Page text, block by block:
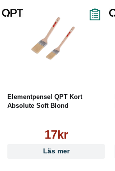
Elementpensel QPT Kort
Absolute Soft Blond
17kr
Läs mer